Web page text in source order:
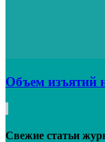
Объем изъятий
Свежие статьи